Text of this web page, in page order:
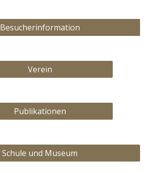
Besucherinformation
Verein
Publikationen
Schule und Museum